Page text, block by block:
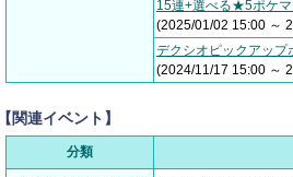
15連+選べる★5ポケ
(2025/01/02 15:00 ～
デクシオピックアップ
(2024/11/17 15:00 ～
関連イベント】
分類